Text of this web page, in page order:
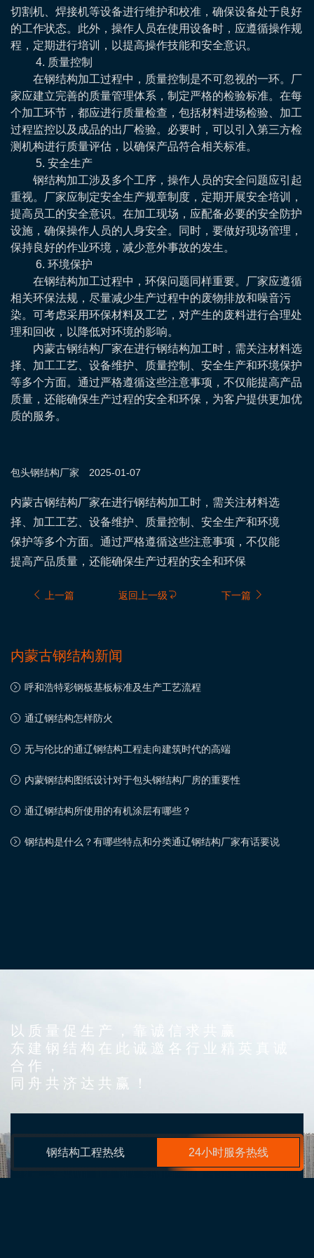
切割机、焊接机等设备进行维护和校准，确保设备处于良好
的工作状态。此外，操作人员在使用设备时，应遵循操作规
程，定期进行培训，以提高操作技能和安全意识。
4. 质量控制
在钢结构加工过程中，质量控制是不可忽视的一环。厂
家应建立完善的质量管理体系，制定严格的检验标准。在每
个加工环节，都应进行质量检查，包括材料进场检验、加工
过程监控以及成品的出厂检验。必要时，可以引入第三方检
测机构进行质量评估，以确保产品符合相关标准。
5. 安全生产
钢结构加工涉及多个工序，操作人员的安全问题应引起
重视。厂家应制定安全生产规章制度，定期开展安全培训，
提高员工的安全意识。在加工现场，应配备必要的安全防护
设施，确保操作人员的人身安全。同时，要做好现场管理，
保持良好的作业环境，减少意外事故的发生。
6. 环境保护
在钢结构加工过程中，环保问题同样重要。厂家应遵循
相关环保法规，尽量减少生产过程中的废物排放和噪音污
染。可考虑采用环保材料及工艺，对产生的废料进行合理处
理和回收，以降低对环境的影响。
内蒙古钢结构厂家在进行钢结构加工时，需关注材料选
择、加工工艺、设备维护、质量控制、安全生产和环境保护
等多个方面。通过严格遵循这些注意事项，不仅能提高产品
质量，还能确保生产过程的安全和环保，为客户提供更加优
质的服务。
包头钢结构厂家 2025-01-07
内蒙古钢结构厂家在进行钢结构加工时，需关注材料选
择、加工工艺、设备维护、质量控制、安全生产和环境
保护等多个方面。通过严格遵循这些注意事项，不仅能
提高产品质量，还能确保生产过程的安全和环保
上一篇 返回上一级 下一篇
内蒙古钢结构新闻
呼和浩特彩钢板基板标准及生产工艺流程
通辽钢结构怎样防火
无与伦比的通辽钢结构工程走向建筑时代的高端
内蒙钢结构图纸设计对于包头钢结构厂房的重要性
通辽钢结构所使用的有机涂层有哪些？
钢结构是什么？有哪些特点和分类通辽钢结构厂家有话要说
以质量促生产，靠诚信求共赢
东建钢结构在此诚邀各行业精英真诚
合作，
同舟共济达共赢！
为什么选择我们？
钢结构工程热线 24小时服务热线